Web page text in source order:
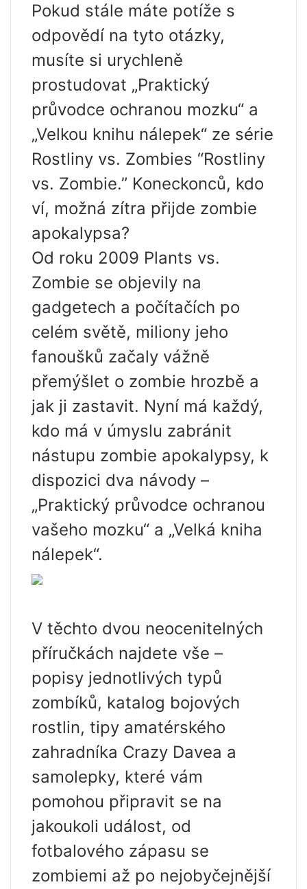
Pokud stále máte potíže s
odpovědí na tyto otázky,
musíte si urychleně
prostudovat „Praktický
průvodce ochranou mozku“ a
„Velkou knihu nálepek“ ze série
Rostliny vs. Zombies “Rostliny
vs. Zombie.” Koneckonců, kdo
ví, možná zítra přijde zombie
apokalypsa?
Od roku 2009 Plants vs.
Zombie se objevily na
gadgetech a počítačích po
celém světě, miliony jeho
fanoušků začaly vážně
přemýšlet o zombie hrozbě a
jak ji zastavit. Nyní má každý,
kdo má v úmyslu zabránit
nástupu zombie apokalypsy, k
dispozici dva návody –
„Praktický průvodce ochranou
vašeho mozku“ a „Velká kniha
nálepek“.
V těchto dvou neocenitelných
příručkách najdete vše –
popisy jednotlivých typů
zombíků, katalog bojových
rostlin, tipy amatérského
zahradníka Crazy Davea a
samolepky, které vám
pomohou připravit se na
jakoukoli událost, od
fotbalového zápasu se
zombiemi až po nejobyčejnější